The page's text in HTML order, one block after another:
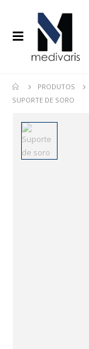
PRODUTOS
SUPORTE DE SORO